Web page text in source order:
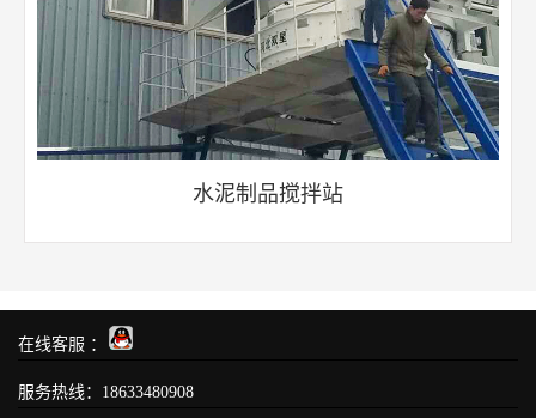
水泥制品搅拌站
在线客服 ：
服务热线： 18633480908